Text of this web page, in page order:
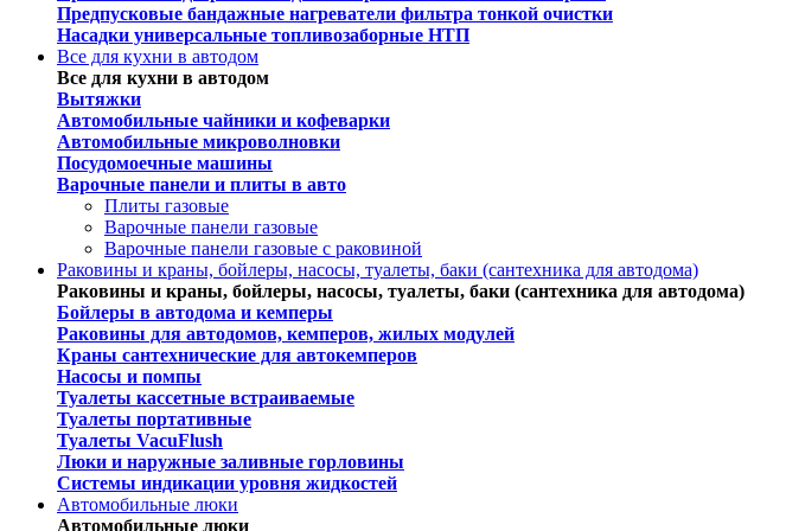
Предпусковые бандажные нагреватели фильтра тонкой очистки
Насадки универсальные топливозаборные НТП
Все для кухни в автодом
Все для кухни в автодом
Вытяжки
Автомобильные чайники и кофеварки
Автомобильные микроволновки
Посудомоечные машины
Варочные панели и плиты в авто
Плиты газовые
Варочные панели газовые
Варочные панели газовые c раковиной
Раковины и краны, бойлеры, насосы, туалеты, баки (сантехника для автодома)
Раковины и краны, бойлеры, насосы, туалеты, баки (сантехника для автодома)
Бойлеры в автодома и кемперы
Раковины для автодомов, кемперов, жилых модулей
Краны сантехнические для автокемперов
Насосы и помпы
Туалеты кассетные встраиваемые
Туалеты портативные
Туалеты VacuFlush
Люки и наружные заливные горловины
Системы индикации уровня жидкостей
Автомобильные люки
Автомобильные люки